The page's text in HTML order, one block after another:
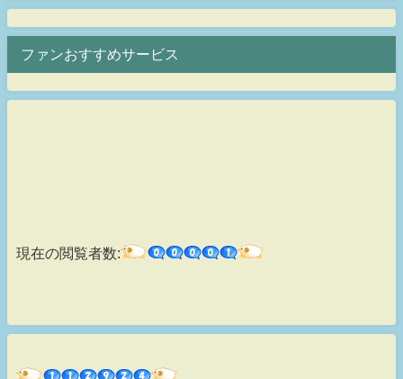
ファンおすすめサービス
現在の閲覧者数: